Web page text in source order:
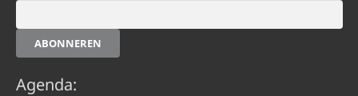
ABONNEREN
Agenda: